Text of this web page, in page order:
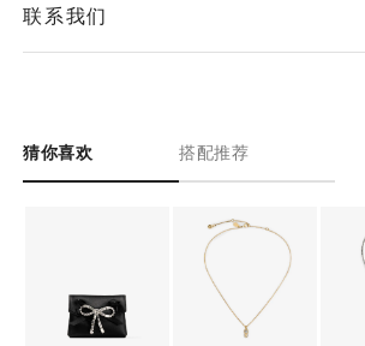
联系我们
猜你喜欢 搭配推荐